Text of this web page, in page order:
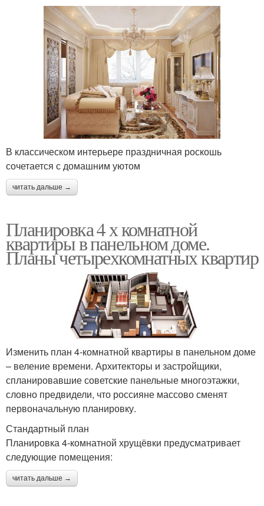
В классическом интерьере праздничная роскошь
сочетается с домашним уютом
читать дальше →
Планировка 4 х комнатной
квартиры в панельном доме.
Планы четырехкомнатных квартир
Изменить план 4-комнатной квартиры в панельном доме
– веление времени. Архитекторы и застройщики,
спланировавшие советские панельные многоэтажки,
словно предвидели, что россияне массово сменят
первоначальную планировку.
Стандартный план
Планировка 4-комнатной хрущёвки предусматривает
следующие помещения:
читать дальше →